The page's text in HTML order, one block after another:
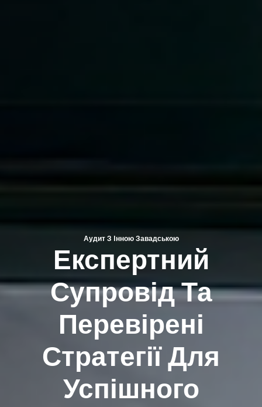
Аудит З Iнною Завадською
Експертний
Супровід Та
Перевірені
Стратегії Для
Успішного